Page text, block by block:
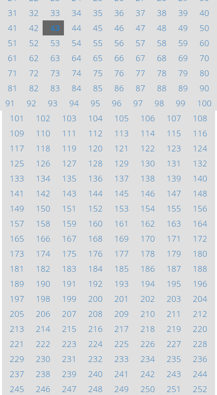
31
32 33 34 35 36 37 38 39
40
41
42 43 44 45 46 47 48 49
50
51
52 53 54 55 56 57 58 59
60
61
62 63 64 65 66 67 68 69
70
71
72 73 74 75 76 77 78 79
80
81
82 83 84 85 86 87 88 89
90
91
92 93 94 95 96 97 98 99
100
101
102 103 104 105 106 107
108
109
110 111 112 113 114 115
116
117
118 119 120 121 122 123
124
125
126 127 128 129 130 131
132
133
134 135 136 137 138 139
140
141
142 143 144 145 146 147
148
149
150 151 152 153 154 155
156
157
158 159 160 161 162 163
164
165
166 167 168 169 170 171
172
173
174 175 176 177 178 179
180
181
182 183 184 185 186 187
188
189
190 191 192 193 194 195
196
197
198 199 200 201 202 203
204
205
206 207 208 209 210 211
212
213
214 215 216 217 218 219
220
221
222 223 224 225 226 227
228
229
230 231 232 233 234 235
236
237
238 239 240 241 242 243
244
245
246 247 248 249 250 251
252